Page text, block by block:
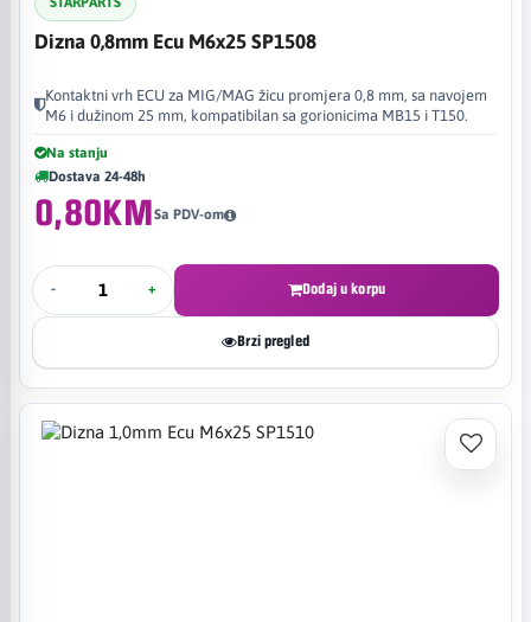
Dizna 0,8mm Ecu M6x25 SP1508
Kontaktni vrh ECU za MIG/MAG žicu promjera 0,8 mm, sa navojem
M6 i dužinom 25 mm, kompatibilan sa gorionicima MB15 i T150.
Na stanju
Dostava 24-48h
0,80KMSa PDV-om
- + Dodaj u korpu
Brzi pregled